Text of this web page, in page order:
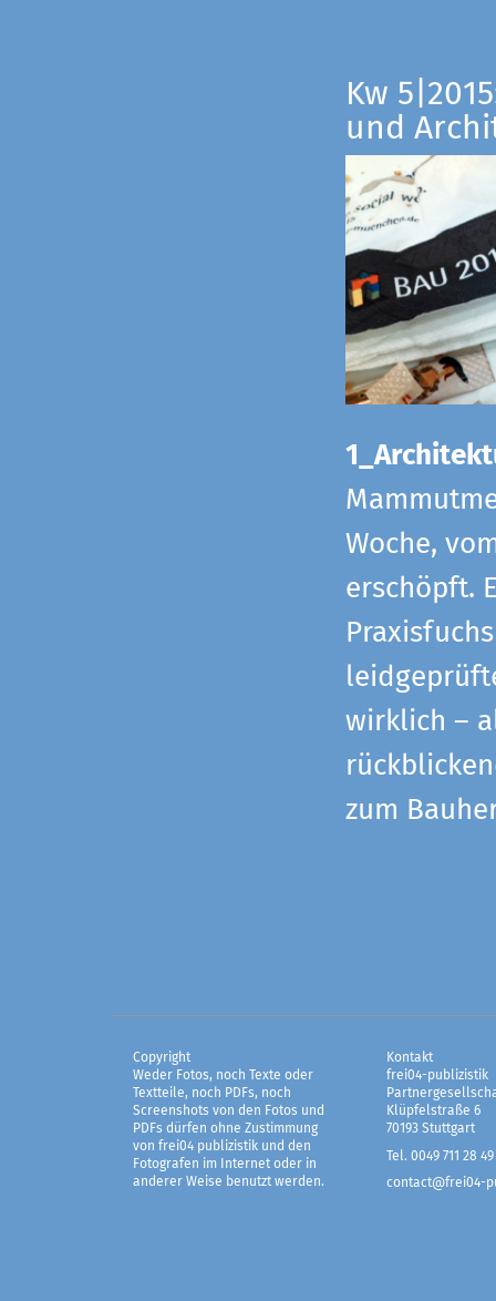
Kw
und
Woche,
erschöpft.
wirklich –
zum
Copyright
Weder Fotos, noch Texte oder
Textteile, noch PDFs, noch
Screenshots von den Fotos und
PDFs dürfen ohne Zustimmung
von frei04 publizistik und den
Fotografen im Internet oder in
anderer Weise benutzt werden.
Kontakt
frei04-publizistik
Klüpfelstraße 6
70193 Stuttgart
Tel. 0049 711 28 49
contact@frei04-